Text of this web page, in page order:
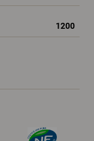
1200